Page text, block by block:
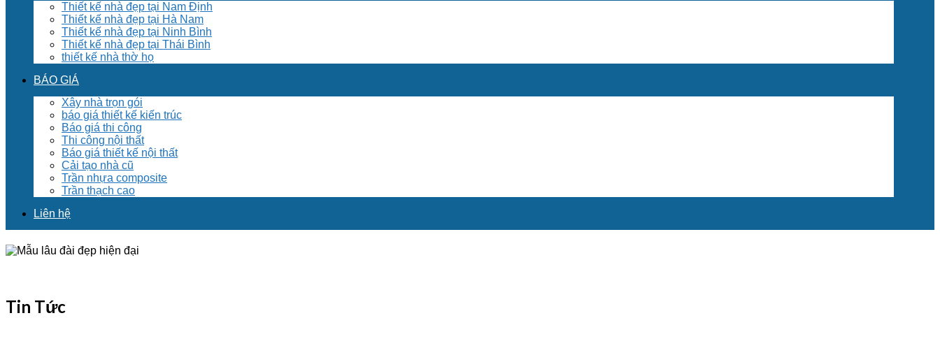
Thiết kế nhà đẹp tại Nam Định
Thiết kế nhà đẹp tại Hà Nam
Thiết kế nhà đẹp tại Ninh Bình
Thiết kế nhà đẹp tại Thái Bình
thiết kế nhà thờ họ
BÁO GIÁ
Xây nhà trọn gói
báo giá thiết kế kiến trúc
Báo giá thi công
Thi công nội thất
Báo giá thiết kế nội thất
Cải tạo nhà cũ
Trần nhựa composite
Trần thạch cao
Liên hệ
Tin Tức